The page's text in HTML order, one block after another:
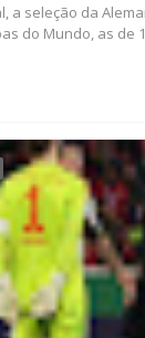
a seleção da
do Mundo, as de